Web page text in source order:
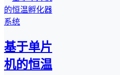
基于单片
机的恒温